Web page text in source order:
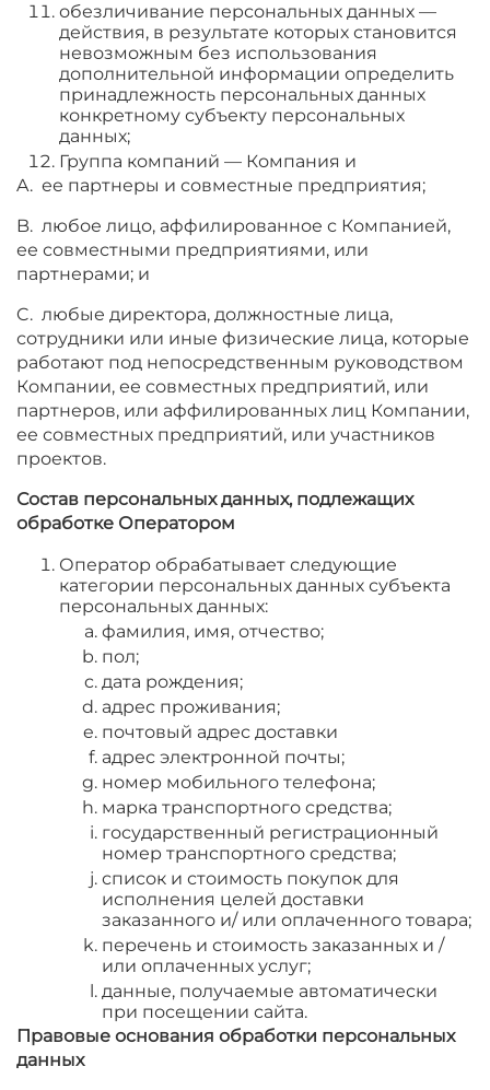
обезличивание персональных данных —
действия, в результате которых становится
невозможным без использования
дополнительной информации определить
принадлежность персональных данных
конкретному субъекту персональных
данных;
Группа компаний — Компания и
A. ее партнеры и совместные предприятия;
B. любое лицо, аффилированное с Компанией,
ее совместными предприятиями, или
партнерами; и
C. любые директора, должностные лица,
сотрудники или иные физические лица, которые
работают под непосредственным руководством
Компании, ее совместных предприятий, или
партнеров, или аффилированных лиц Компании,
ее совместных предприятий, или участников
проектов.
Состав персональных данных, подлежащих
обработке Оператором
Оператор обрабатывает следующие
категории персональных данных субъекта
персональных данных:
фамилия, имя, отчество;
пол;
дата рождения;
адрес проживания;
почтовый адрес доставки
адрес электронной почты;
номер мобильного телефона;
марка транспортного средства;
государственный регистрационный
номер транспортного средства;
список и стоимость покупок для
исполнения целей доставки
заказанного и/ или оплаченного товара;
перечень и стоимость заказанных и /
или оплаченных услуг;
данные, получаемые автоматически
при посещении сайта.
Правовые основания обработки персональных
данных